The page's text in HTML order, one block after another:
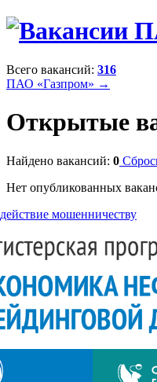
Всего вакансий: 316
ПАО «Газпром» →
Открытые
Найдено вакансий: 0
Нет опубликованных
мошенничеству